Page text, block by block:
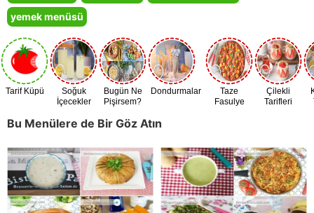
yemek menüsü
Tarif Küpü
Soğuk
İçecekler
Bugün Ne
Pişirsem?
Dondurmalar
Taze
Fasulye
Çilekli
Tarifleri
Bu Menülere de Bir Göz Atın